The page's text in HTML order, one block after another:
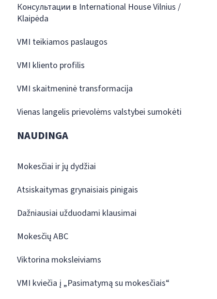
Консультации в International House Vilnius /
Klaipėda
VMI teikiamos paslaugos
VMI kliento profilis
VMI skaitmeninė transformacija
Vienas langelis prievolėms valstybei sumokėti
NAUDINGA
Mokesčiai ir jų dydžiai
Atsiskaitymas grynaisiais pinigais
Dažniausiai užduodami klausimai
Mokesčių ABC
Viktorina moksleiviams
VMI kviečia į „Pasimatymą su mokesčiais“